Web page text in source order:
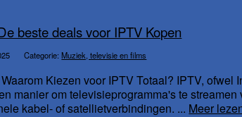
beste deals voor IPTV Kopen
Categorie:Muziek, televisie en films
Kiezen voor IPTV Totaal? IPTV, ofwel
manier om televisieprogramma's te
kabel- of satellietverbindingen. ... Meer